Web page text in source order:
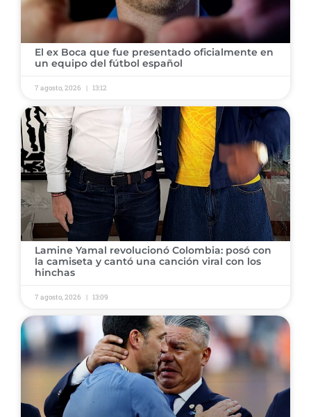
​El ex Boca que fue presentado oficialmente en
un equipo del fútbol español
7 agosto, 2026 13:12
​Lamine Yamal revolucionó Colombia: posó con
la camiseta y cantó una canción viral con los
hinchas
7 agosto, 2026 13:09